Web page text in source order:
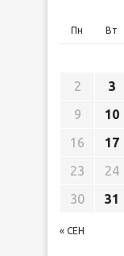
Пн Вт
« СЕН
2
3
9
10
16
17
23
24
30
31